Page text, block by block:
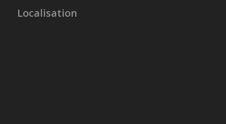
Localisation